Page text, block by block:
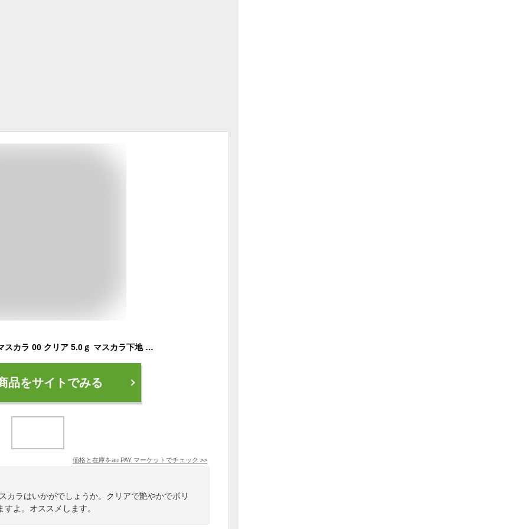
セザンヌ 耐久カールマスカラ 00 クリア 5.0ｇ マスカラ下地 クリアマスカラ トップコート 強力カール
品をサイトでみる
価格と在庫をau PAY マーケット でチェック >>
カラはいかがでしょうか。クリアで艶やかでボリ
よ。オススメします。